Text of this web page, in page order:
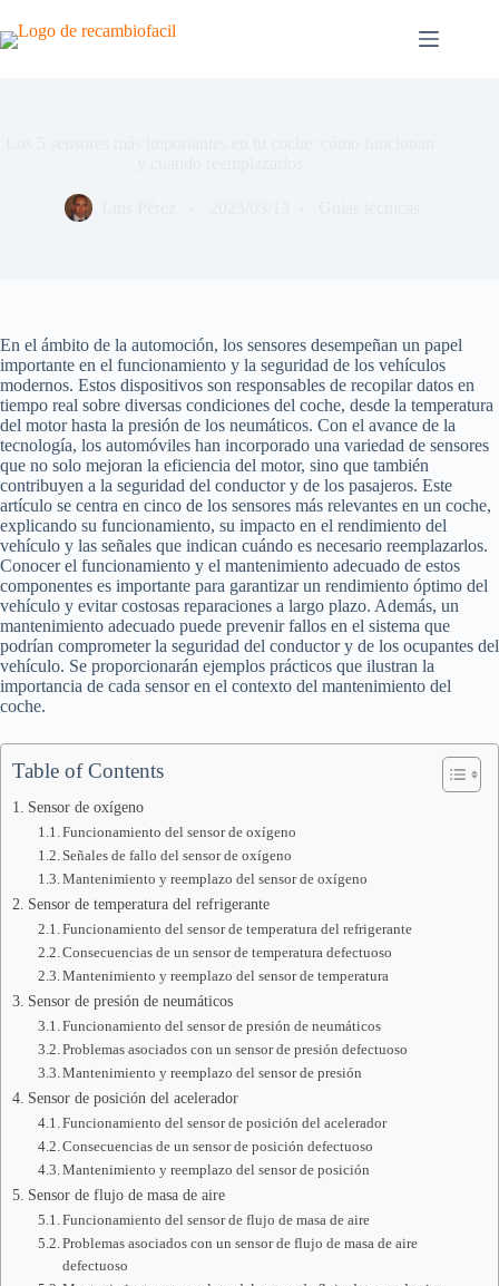
al
contenido
En el ámbito de la automoción, los sensores desempeñan un papel
importante en el funcionamiento y la seguridad de los vehículos
modernos. Estos dispositivos son responsables de recopilar datos en
tiempo real sobre diversas condiciones del coche, desde la temperatura
del motor hasta la presión de los neumáticos. Con el avance de la
tecnología, los automóviles han incorporado una variedad de sensores
que no solo mejoran la eficiencia del motor, sino que también
contribuyen a la seguridad del conductor y de los pasajeros. Este
artículo se centra en cinco de los sensores más relevantes en un coche,
explicando su funcionamiento, su impacto en el rendimiento del
vehículo y las señales que indican cuándo es necesario reemplazarlos.
Conocer el funcionamiento y el mantenimiento adecuado de estos
componentes es importante para garantizar un rendimiento óptimo del
vehículo y evitar costosas reparaciones a largo plazo. Además, un
mantenimiento adecuado puede prevenir fallos en el sistema que
podrían comprometer la seguridad del conductor y de los ocupantes del
vehículo. Se proporcionarán ejemplos prácticos que ilustran la
importancia de cada sensor en el contexto del mantenimiento del
coche.
Table of Contents
Sensor de oxígeno
Funcionamiento del sensor de oxígeno
Señales de fallo del sensor de oxígeno
Mantenimiento y reemplazo del sensor de oxígeno
Sensor de temperatura del refrigerante
Funcionamiento del sensor de temperatura del refrigerante
Consecuencias de un sensor de temperatura defectuoso
Mantenimiento y reemplazo del sensor de temperatura
Sensor de presión de neumáticos
Funcionamiento del sensor de presión de neumáticos
Problemas asociados con un sensor de presión defectuoso
Mantenimiento y reemplazo del sensor de presión
Sensor de posición del acelerador
Funcionamiento del sensor de posición del acelerador
Consecuencias de un sensor de posición defectuoso
Mantenimiento y reemplazo del sensor de posición
Sensor de flujo de masa de aire
Funcionamiento del sensor de flujo de masa de aire
Problemas asociados con un sensor de flujo de masa de aire
defectuoso